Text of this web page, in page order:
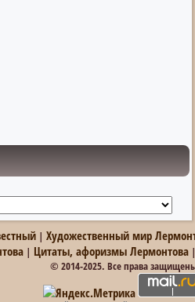
|Художественный мир
| Цитаты, афоризмы Лермонтова
© 2014-2025. Все права